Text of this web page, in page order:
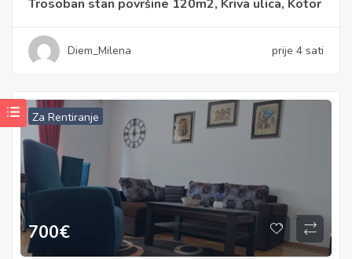
Trosoban stan površine 120m2, Kriva ulica, Kotor
Diem_Milena prije 4 sati
Za Rentiranje
700€